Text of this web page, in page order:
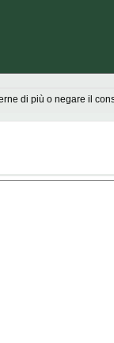
di più o negare il